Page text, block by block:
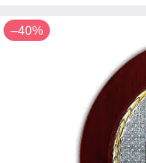
–40%